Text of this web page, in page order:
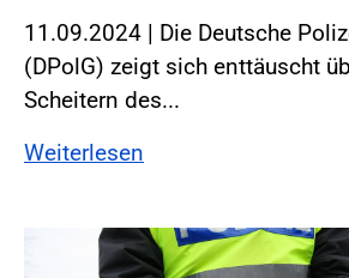
11.09.2024 | Die Deutsche
(DPolG) zeigt sich enttäuscht
Scheitern des...
Weiterlesen